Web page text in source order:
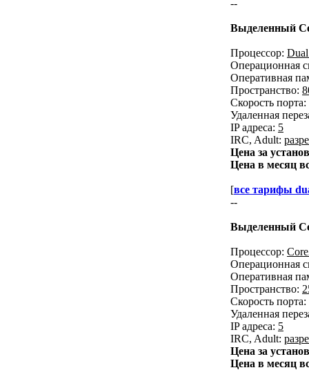
--
Выделенный
Процессор:
Операционная
Оперативная
Пространство:
Скорость порта:
Удаленная
IP адреса: 5
IRC, Adult:
Цена за
Цена в месяц
[все тарифы
--
Выделенный
Процессор:
Операционная
Оперативная
Пространство:
Скорость порта:
Удаленная
IP адреса: 5
IRC, Adult:
Цена за
Цена в месяц